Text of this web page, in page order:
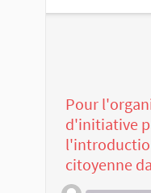
Pour
d'initiative
citoyenne